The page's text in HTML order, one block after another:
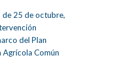
25 de octubre,
del Plan
Común